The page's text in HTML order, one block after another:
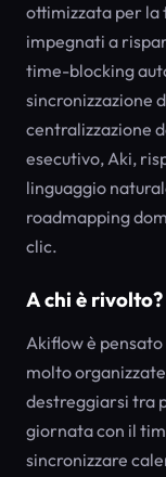
ottimizzata per la
impegnati a
time-blocking
sincronizzazione
centralizzazione
esecutivo, Aki,
linguaggio
roadmapping
clic.
A chi è rivolto?
Akiflow è
molto
destreggiarsi tra
giornata con il
sincronizzare